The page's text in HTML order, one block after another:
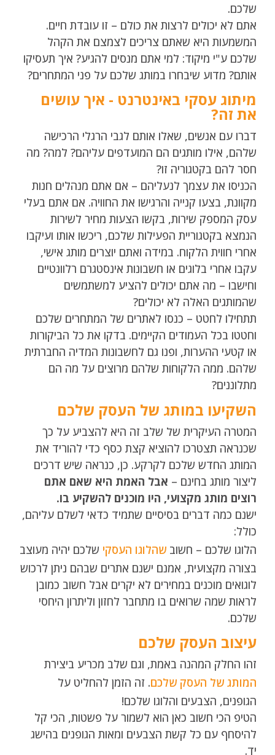
שלכם.
אתם לא יכולים לרצות את כולם – זו עובדת חיים.
המשמעות היא שאתם צריכים לצמצם את הקהל
שלכם ע"י מיקוד: למי אתם מנסים להגיע? איך תעסיקו
אותם? מדוע שיבחרו במותג שלכם על פני המתחרים?
מיתוג עסקי באינטרנט - איך עושים
את זה?
דברו עם אנשים, שאלו אותם לגבי הרגלי הרכישה
שלהם, אילו מותגים הם המועדפים עליהם? למה? מה
חסר להם בקטגוריה זו?
הכניסו את עצמך לנעליהם – אם אתם מנהלים חנות
מקוונת, בצעו קנייה והרגישו את החוויה. אם אתם בעלי
עסק המספק שירות, בקשו הצעות מחיר לשירות
הנמצא בקטגוריית הפעילות שלכם, ריכשו אותו ועיקבו
אחרי חווית הלקוח. במידה ואתם יוצרים מותג אישי,
עקבו אחרי בלוגים או חשבונות אינסטגרם רלוונטיים
וחישבו – מה אתם יכולים להציע למשתמשים
שהמותגים האלה לא יכולים?
תתחילו לחטט – כנסו לאתרים של המתחרים שלכם
וחטטו בכל העמודים הקיימים. בדקו את כל הביקורות
או קטעי ההערות, ופנו גם לחשבונות המדיה החברתית
שלהם. ממה הלקוחות שלהם מרוצים על מה הם
מתלוננים?
השקיעו במותג של העסק שלכם
המטרה העיקרית של שלב זה היא להצביע על כך
שכנראה תצטרכו להוציא קצת כסף כדי להוריד את
המותג החדש שלכם לקרקע. כן, כנראה שיש דרכים
ליצור מותג בחינם – אבל האמת היא שאם אתם
רוצים מותג מקצועי, היו מוכנים להשקיע בו.
ישנם כמה דברים בסיסיים שתמיד כדאי לשלם עליהם,
כולל:
הלוגו שלכם – חשוב שהלוגו העסקי שלכם יהיה מעוצב
בצורה מקצועית, אמנם ישנם אתרים שבהם ניתן לרכוש
לוגואים מוכנים במחירים לא יקרים אבל חשוב כמובן
לראות שמה שרואים בו מתחבר לחזון וליתרון היחסי
שלכם.
עיצוב העסק שלכם
זהו החלק המהנה באמת, וגם שלב מכריע ביצירת
המותג של העסק שלכם. זה הזמן להחליט על
הגופנים, הצבעים והלוגו שלכם!
הטיפ הכי חשוב כאן הוא לשמור על פשטות, הכי קל
להיסחף עם כל קשת הצבעים ומאות הגופנים בהישג
יד.